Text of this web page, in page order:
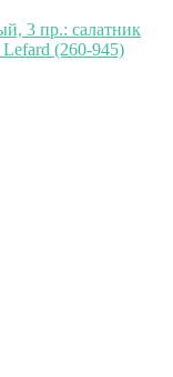
3 пр.: салатник
(260-945)